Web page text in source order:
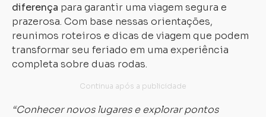
diferença para garantir uma viagem segura e
prazerosa. Com base nessas orientações,
reunimos roteiros e dicas de viagem que podem
transformar seu feriado em uma experiência
completa sobre duas rodas.
“Conhecer novos lugares e explorar pontos